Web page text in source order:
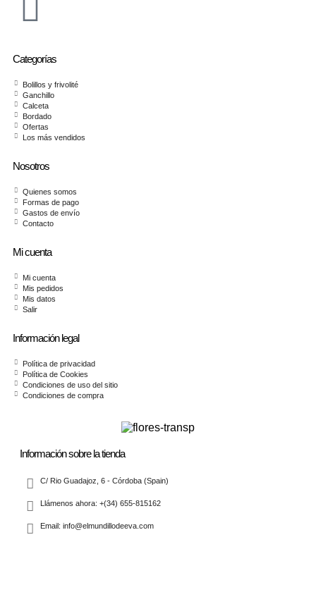
Categorías
Bolillos y frivolité
Ganchillo
Calceta
Bordado
Ofertas
Los más vendidos
Nosotros
Quienes somos
Formas de pago
Gastos de envío
Contacto
Mi cuenta
Mi cuenta
Mis pedidos
Mis datos
Salir
Información legal
Política de privacidad
Política de Cookies
Condiciones de uso del sitio
Condiciones de compra
Información sobre la tienda
C/ Rio Guadajoz, 6 - Córdoba (Spain)
Llámenos ahora: +(34) 655-815162
Email: info@elmundillodeeva.com